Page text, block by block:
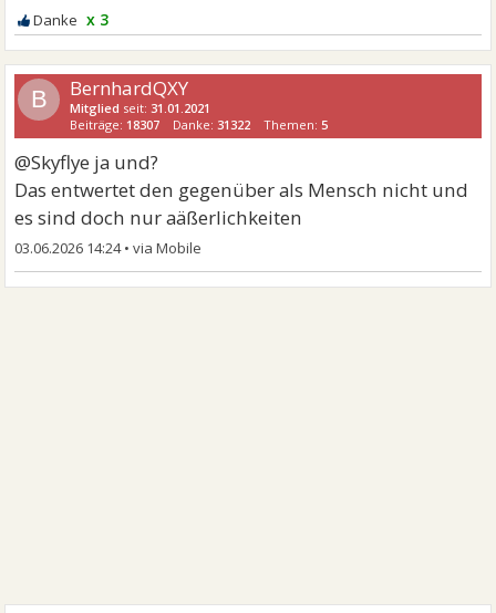
x 3
B BernhardQXY
Mitglied seit: 31.01.2021
Beiträge: 18307 Danke: 31322 Themen: 5
@Skyflye ja und?
Das entwertet den gegenüber als Mensch nicht und
es sind doch nur aäßerlichkeiten
03.06.2026 14:24•